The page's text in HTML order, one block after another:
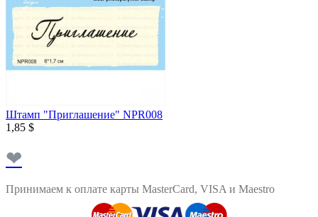
Штамп "Приглашение" NPR008
1,85 $
❤
Принимаем к оплате карты MasterCard, VISA и Maestro